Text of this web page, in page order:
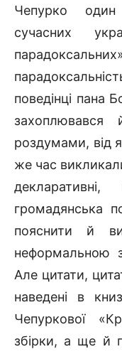
Чепурко
сучасних
поведінці пана
захоплювався
роздумами, від
же час
громадянська
пояснити й
неформальною
Але цитати,
наведені в
Чепуркової
збірки, а ще й